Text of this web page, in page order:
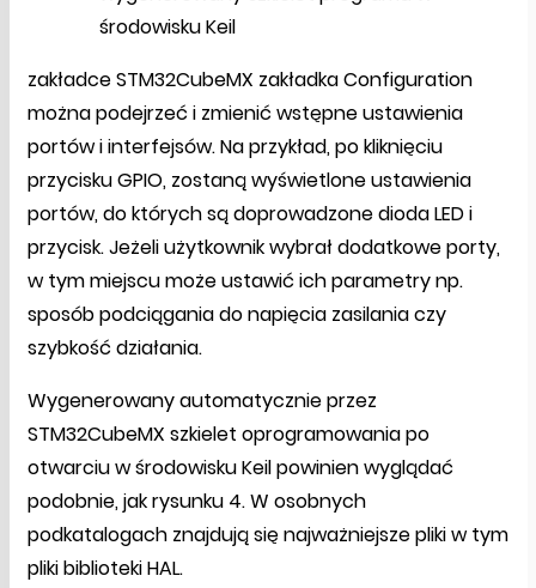
środowisku Keil
zakładce STM32CubeMX zakładka Configuration
można podejrzeć i zmienić wstępne ustawienia
portów i interfejsów. Na przykład, po kliknięciu
przycisku GPIO, zostaną wyświetlone ustawienia
portów, do których są doprowadzone dioda LED i
przycisk. Jeżeli użytkownik wybrał dodatkowe porty,
w tym miejscu może ustawić ich parametry np.
sposób podciągania do napięcia zasilania czy
szybkość działania.
Wygenerowany automatycznie przez
STM32CubeMX szkielet oprogramowania po
otwarciu w środowisku Keil powinien wyglądać
podobnie, jak rysunku 4. W osobnych
podkatalogach znajdują się najważniejsze pliki w tym
pliki biblioteki HAL.